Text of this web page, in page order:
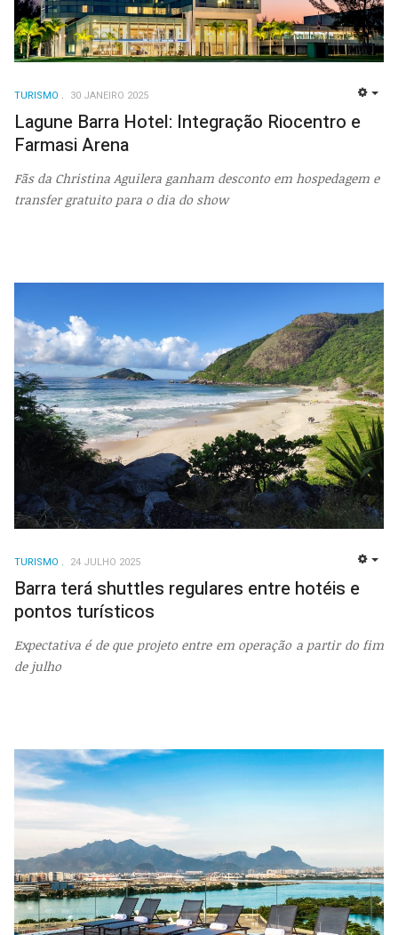
TURISMO 30 JANEIRO 2025
Lagune Barra Hotel: Integração Riocentro e
Farmasi Arena
Fãs da Christina Aguilera ganham desconto em hospedagem e
transfer gratuito para o dia do show
TURISMO 24 JULHO 2025
Barra terá shuttles regulares entre hotéis e
pontos turísticos
Expectativa é de que projeto entre em operação a partir do fim
de julho